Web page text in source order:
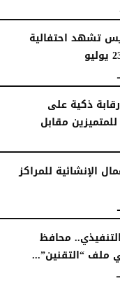
تشهد احتفالية
ذكية على
مقابل
الإنشائية للمراكز
محافظ
ملف “التقنين”...